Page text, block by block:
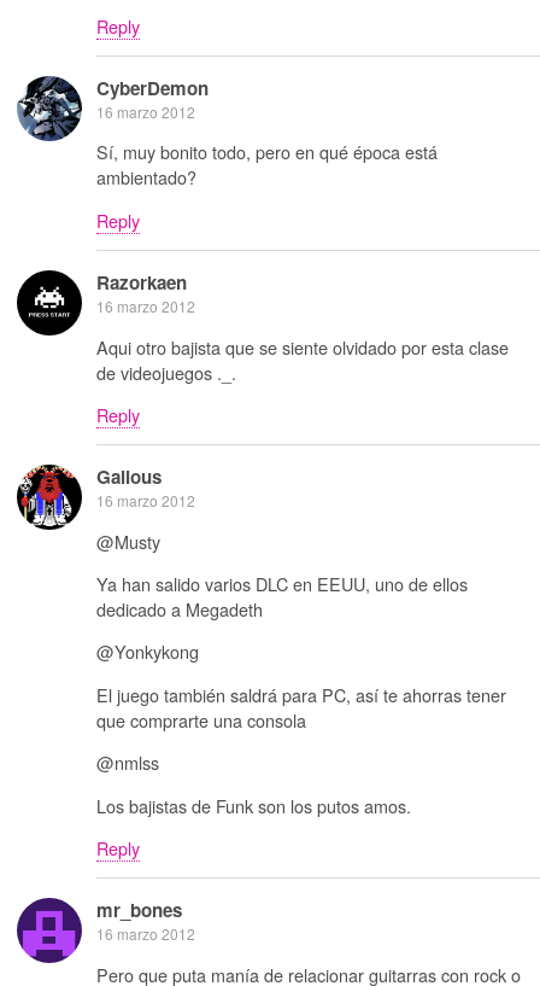
Reply
CyberDemon
16 marzo 2012
Sí, muy bonito todo, pero en qué época está
ambientado?
Reply
Razorkaen
16 marzo 2012
Aqui otro bajista que se siente olvidado por esta clase
de videojuegos ._.
Reply
Galious
16 marzo 2012
@Musty
Ya han salido varios DLC en EEUU, uno de ellos
dedicado a Megadeth
@Yonkykong
El juego también saldrá para PC, así te ahorras tener
que comprarte una consola
@nmlss
Los bajistas de Funk son los putos amos.
Reply
mr_bones
16 marzo 2012
Pero que puta manía de relacionar guitarras con rock o